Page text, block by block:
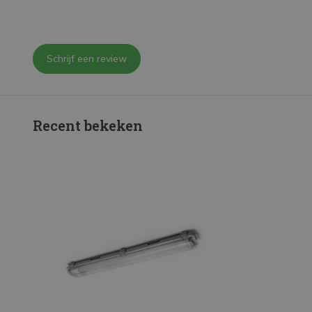
Schrijf een review
Recent bekeken